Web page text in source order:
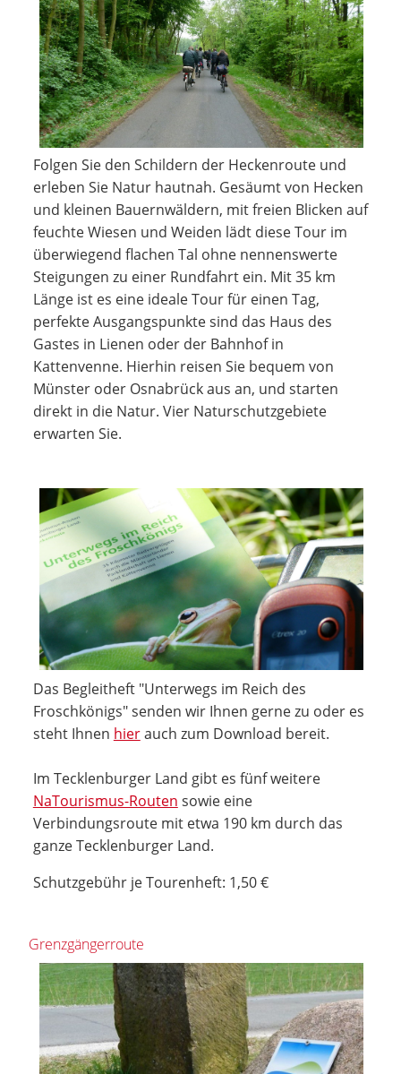
Folgen Sie den Schildern der Heckenroute und
erleben Sie Natur hautnah. Gesäumt von Hecken
und kleinen Bauernwäldern, mit freien Blicken auf
feuchte Wiesen und Weiden lädt diese Tour im
überwiegend flachen Tal ohne nennenswerte
Steigungen zu einer Rundfahrt ein. Mit 35 km
Länge ist es eine ideale Tour für einen Tag,
perfekte Ausgangspunkte sind das Haus des
Gastes in Lienen oder der Bahnhof in
Kattenvenne. Hierhin reisen Sie bequem von
Münster oder Osnabrück aus an, und starten
direkt in die Natur. Vier Naturschutzgebiete
erwarten Sie.
Das Begleitheft "Unterwegs im Reich des
Froschkönigs" senden wir Ihnen gerne zu oder es
steht Ihnen hierauch zum Download bereit.
Im Tecklenburger Land gibt es fünf weitere
NaTourismus-Routen sowie eine
Verbindungsroute mit etwa 190 km durch das
ganze Tecklenburger Land.
Schutzgebühr je Tourenheft: 1,50 €
Grenzgängerroute